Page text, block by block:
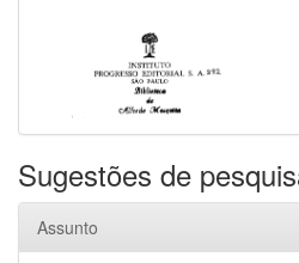
Sugestões de
Assunto